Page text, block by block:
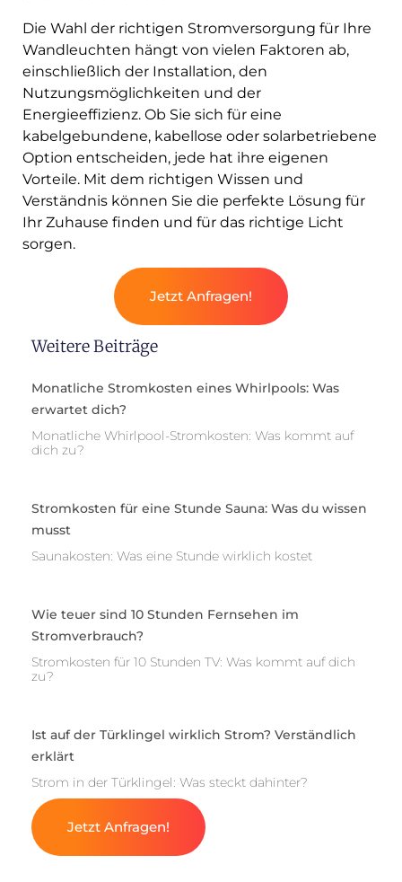
Die Wahl der richtigen Stromversorgung für Ihre
Wandleuchten hängt von vielen Faktoren ab,
einschließlich der Installation, den
Nutzungsmöglichkeiten und der
Energieeffizienz. Ob Sie sich für eine
kabelgebundene, kabellose oder solarbetriebene
Option entscheiden, jede hat ihre eigenen
Vorteile. Mit dem richtigen Wissen und
Verständnis können Sie die perfekte Lösung für
Ihr Zuhause finden und für das richtige Licht
sorgen.
Jetzt Anfragen!
Weitere Beiträge
Monatliche Stromkosten eines Whirlpools: Was
erwartet dich?
Monatliche Whirlpool-Stromkosten: Was kommt auf
dich zu?
Stromkosten für eine Stunde Sauna: Was du wissen
musst
Saunakosten: Was eine Stunde wirklich kostet
Wie teuer sind 10 Stunden Fernsehen im
Stromverbrauch?
Stromkosten für 10 Stunden TV: Was kommt auf dich
zu?
Ist auf der Türklingel wirklich Strom? Verständlich
erklärt
Strom in der Türklingel: Was steckt dahinter?
Jetzt Anfragen!